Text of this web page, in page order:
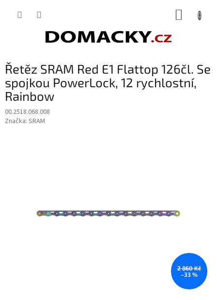
Řetěz SRAM Red E1 Flattop 126čl. Se
spojkou PowerLock, 12 rychlostní,
Rainbow
00.2518.068.008
Značka: SRAM
2 860 Kč
–33 %